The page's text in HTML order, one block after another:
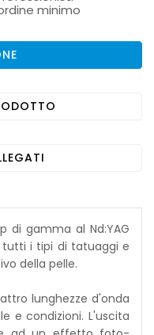
minimo
di gamma al Nd:YAG
i tipi di tatuaggi e
della pelle.
lunghezze d'onda
e condizioni. L'uscita